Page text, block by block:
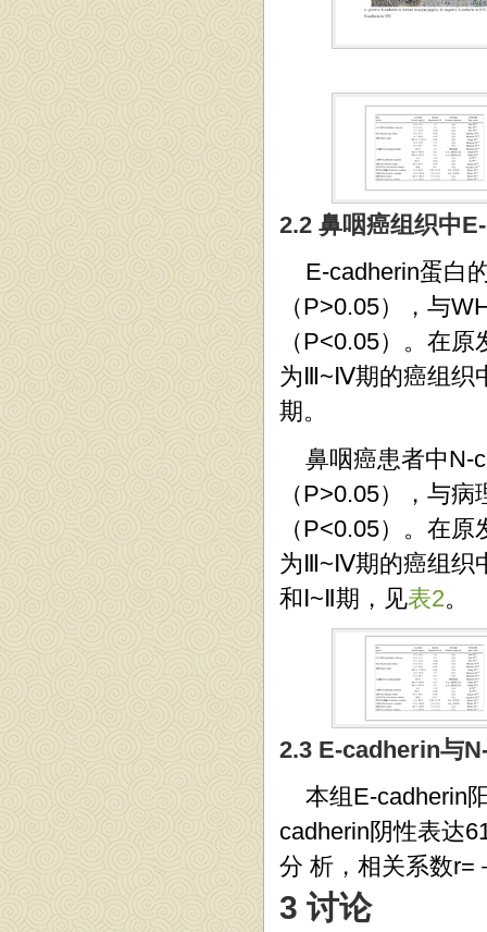
2.2 鼻咽癌组织中
E-cadherin蛋白
（P>0.05），与
（P<0.05）。在
为Ⅲ~Ⅳ期的癌组织
期。
鼻咽癌患者中N-
（P>0.05），与
（P<0.05）。在
为Ⅲ~Ⅳ期的癌组织
和Ⅰ~Ⅱ期，见表2。
2.3 E-cadherin与
本组E-cadherin
cadherin阴性表达
分 析，相关系数r=
3 讨论